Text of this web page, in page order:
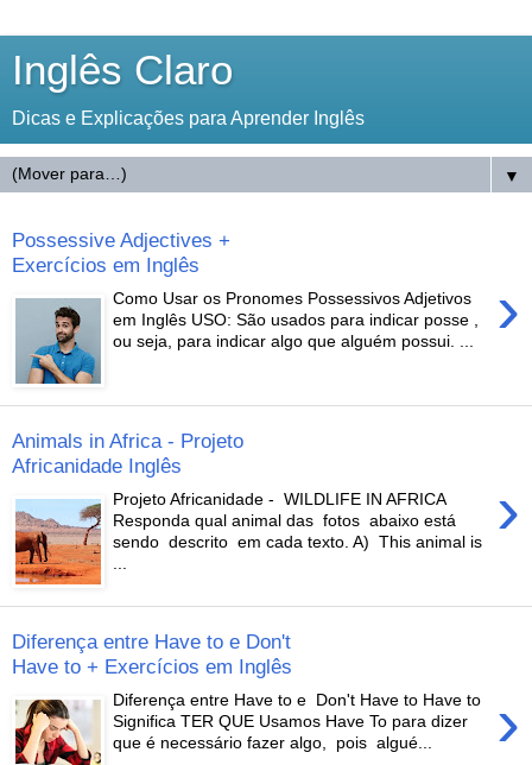
Inglês Claro
Dicas e Explicações para Aprender Inglês
▼
Possessive Adjectives +
Exercícios em Inglês
›
Como Usar os Pronomes Possessivos Adjetivos
em Inglês USO: São usados para indicar posse ,
ou seja, para indicar algo que alguém possui. ...
Animals in Africa - Projeto
Africanidade Inglês
›
Projeto Africanidade - WILDLIFE IN AFRICA
Responda qual animal das fotos abaixo está
sendo descrito em cada texto. A) This animal is
...
Diferença entre Have to e Don't
Have to + Exercícios em Inglês
›
Diferença entre Have to e Don't Have to Have to
Significa TER QUE Usamos Have To para dizer
que é necessário fazer algo, pois algué...